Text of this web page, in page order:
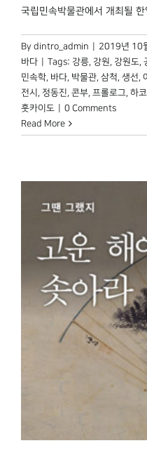
국립민속박물관에서 개최될 한
By dintro_admin 2019년 10
바다
Tags: 강릉 강원 강원도
민속학 바다 박물관 삼척 생선
전시
정동진 콘부 프롤로그 하
훗카이도
0 Comments
Read More